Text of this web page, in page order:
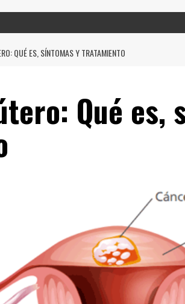
QUÉ ES, SÍNTOMAS Y TRATAMIENTO
Qué es,